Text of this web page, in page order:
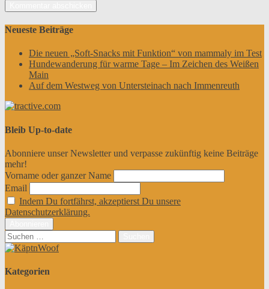
Neueste Beiträge
Die neuen „Soft-Snacks mit Funktion“ von mammaly im Test
Hundewanderung für warme Tage – Im Zeichen des Weißen
Main
Auf dem Westweg von Untersteinach nach Immenreuth
Bleib Up-to-date
Abonniere unser Newsletter und verpasse zukünftig keine Beiträge
mehr!
Vorname oder ganzer Name
Email
Indem Du fortfährst, akzeptierst Du unsere
Datenschutzerklärung.
Suchen
nach:
Kategorien